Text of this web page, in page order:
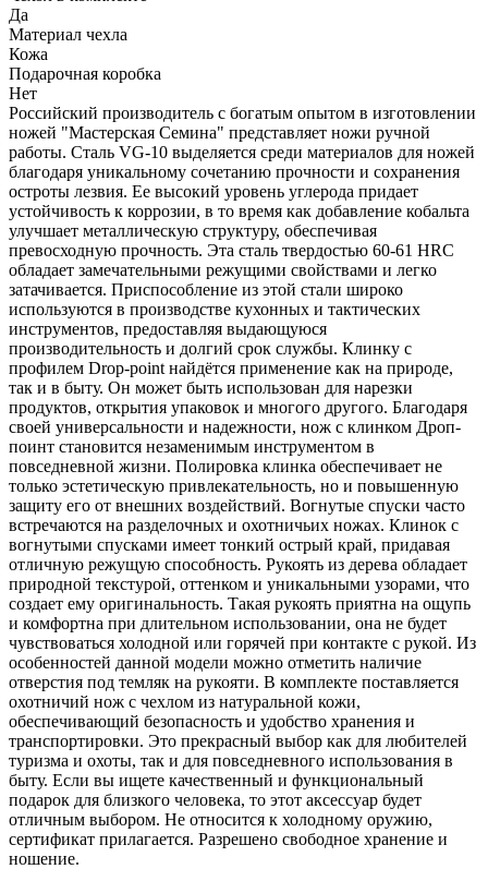
Да
Материал чехла
Кожа
Подарочная коробка
Нет
Российский производитель с богатым опытом в изготовлении
ножей "Мастерская Семина" представляет ножи ручной
работы. Сталь VG-10 выделяется среди материалов для ножей
благодаря уникальному сочетанию прочности и сохранения
остроты лезвия. Ее высокий уровень углерода придает
устойчивость к коррозии, в то время как добавление кобальта
улучшает металлическую структуру, обеспечивая
превосходную прочность. Эта сталь твердостью 60-61 HRC
обладает замечательными режущими свойствами и легко
затачивается. Приспособление из этой стали широко
используются в производстве кухонных и тактических
инструментов, предоставляя выдающуюся
производительность и долгий срок службы. Клинку с
профилем Drop-point найдётся применение как на природе,
так и в быту. Он может быть использован для нарезки
продуктов, открытия упаковок и многого другого. Благодаря
своей универсальности и надежности, нож с клинком Дроп-
поинт становится незаменимым инструментом в
повседневной жизни. Полировка клинка обеспечивает не
только эстетическую привлекательность, но и повышенную
защиту его от внешних воздействий. Вогнутые спуски часто
встречаются на разделочных и охотничьих ножах. Клинок с
вогнутыми спусками имеет тонкий острый край, придавая
отличную режущую способность. Рукоять из дерева обладает
природной текстурой, оттенком и уникальными узорами, что
создает ему оригинальность. Такая рукоять приятна на ощупь
и комфортна при длительном использовании, она не будет
чувствоваться холодной или горячей при контакте с рукой. Из
особенностей данной модели можно отметить наличие
отверстия под темляк на рукояти. В комплекте поставляется
охотничий нож с чехлом из натуральной кожи,
обеспечивающий безопасность и удобство хранения и
транспортировки. Это прекрасный выбор как для любителей
туризма и охоты, так и для повседневного использования в
быту. Если вы ищете качественный и функциональный
подарок для близкого человека, то этот аксессуар будет
отличным выбором. Не относится к холодному оружию,
сертификат прилагается. Разрешено свободное хранение и
ношение.